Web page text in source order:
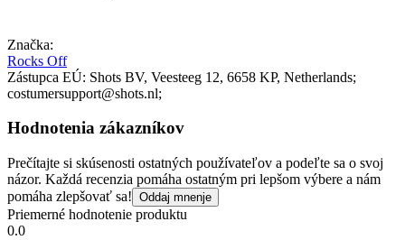
Značka:
Rocks Off
Zástupca EÚ: Shots BV, Veesteeg 12, 6658 KP, Netherlands;
costumersupport@shots.nl;
Hodnotenia zákazníkov
Prečítajte si skúsenosti ostatných používateľov a podeľte sa o svoj
názor. Každá recenzia pomáha ostatným pri lepšom výbere a nám
pomáha zlepšovať sa! Oddaj mnenje
Priemerné hodnotenie produktu
0.0